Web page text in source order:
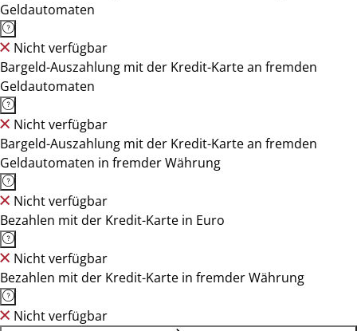
Geldautomaten
Nicht verfügbar
Bargeld-Auszahlung mit der Kredit-Karte an fremden
Geldautomaten
Nicht verfügbar
Bargeld-Auszahlung mit der Kredit-Karte an fremden
Geldautomaten in fremder Währung
Nicht verfügbar
Bezahlen mit der Kredit-Karte in Euro
Nicht verfügbar
Bezahlen mit der Kredit-Karte in fremder Währung
Nicht verfügbar